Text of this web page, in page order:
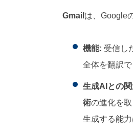
Gmail は、Google
機能: 受信し
全体を翻訳
生成AIとの
術の進化を
生成する能